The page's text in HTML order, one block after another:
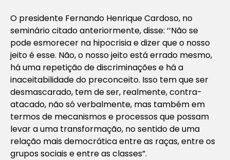
O presidente Fernando Henrique Cardoso, no
seminário citado anteriormente, disse: ‘‘Não se
pode esmorecer na hipocrisia e dizer que o nosso
jeito é esse. Não, o nosso jeito está errado mesmo,
há uma repetição de discriminações e há a
inaceitabilidade do preconceito. Isso tem que ser
desmascarado, tem de ser, realmente, contra-
atacado, não só verbalmente, mas também em
termos de mecanismos e processos que possam
levar a uma transformação, no sentido de uma
relação mais democrática entre as raças, entre os
grupos sociais e entre as classes”.